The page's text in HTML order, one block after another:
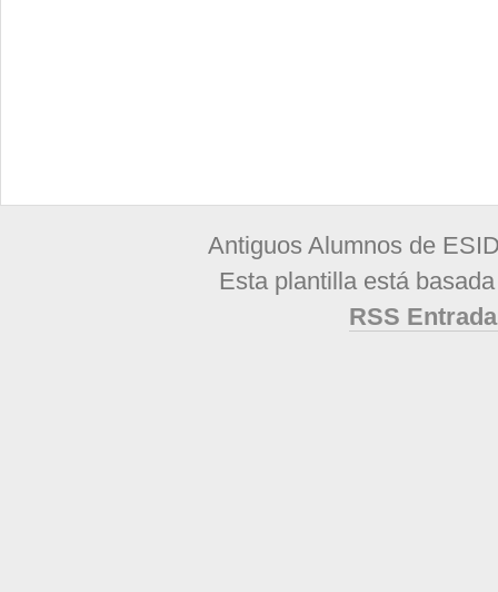
Antiguos Alumnos de
Esta plantilla está
RSS